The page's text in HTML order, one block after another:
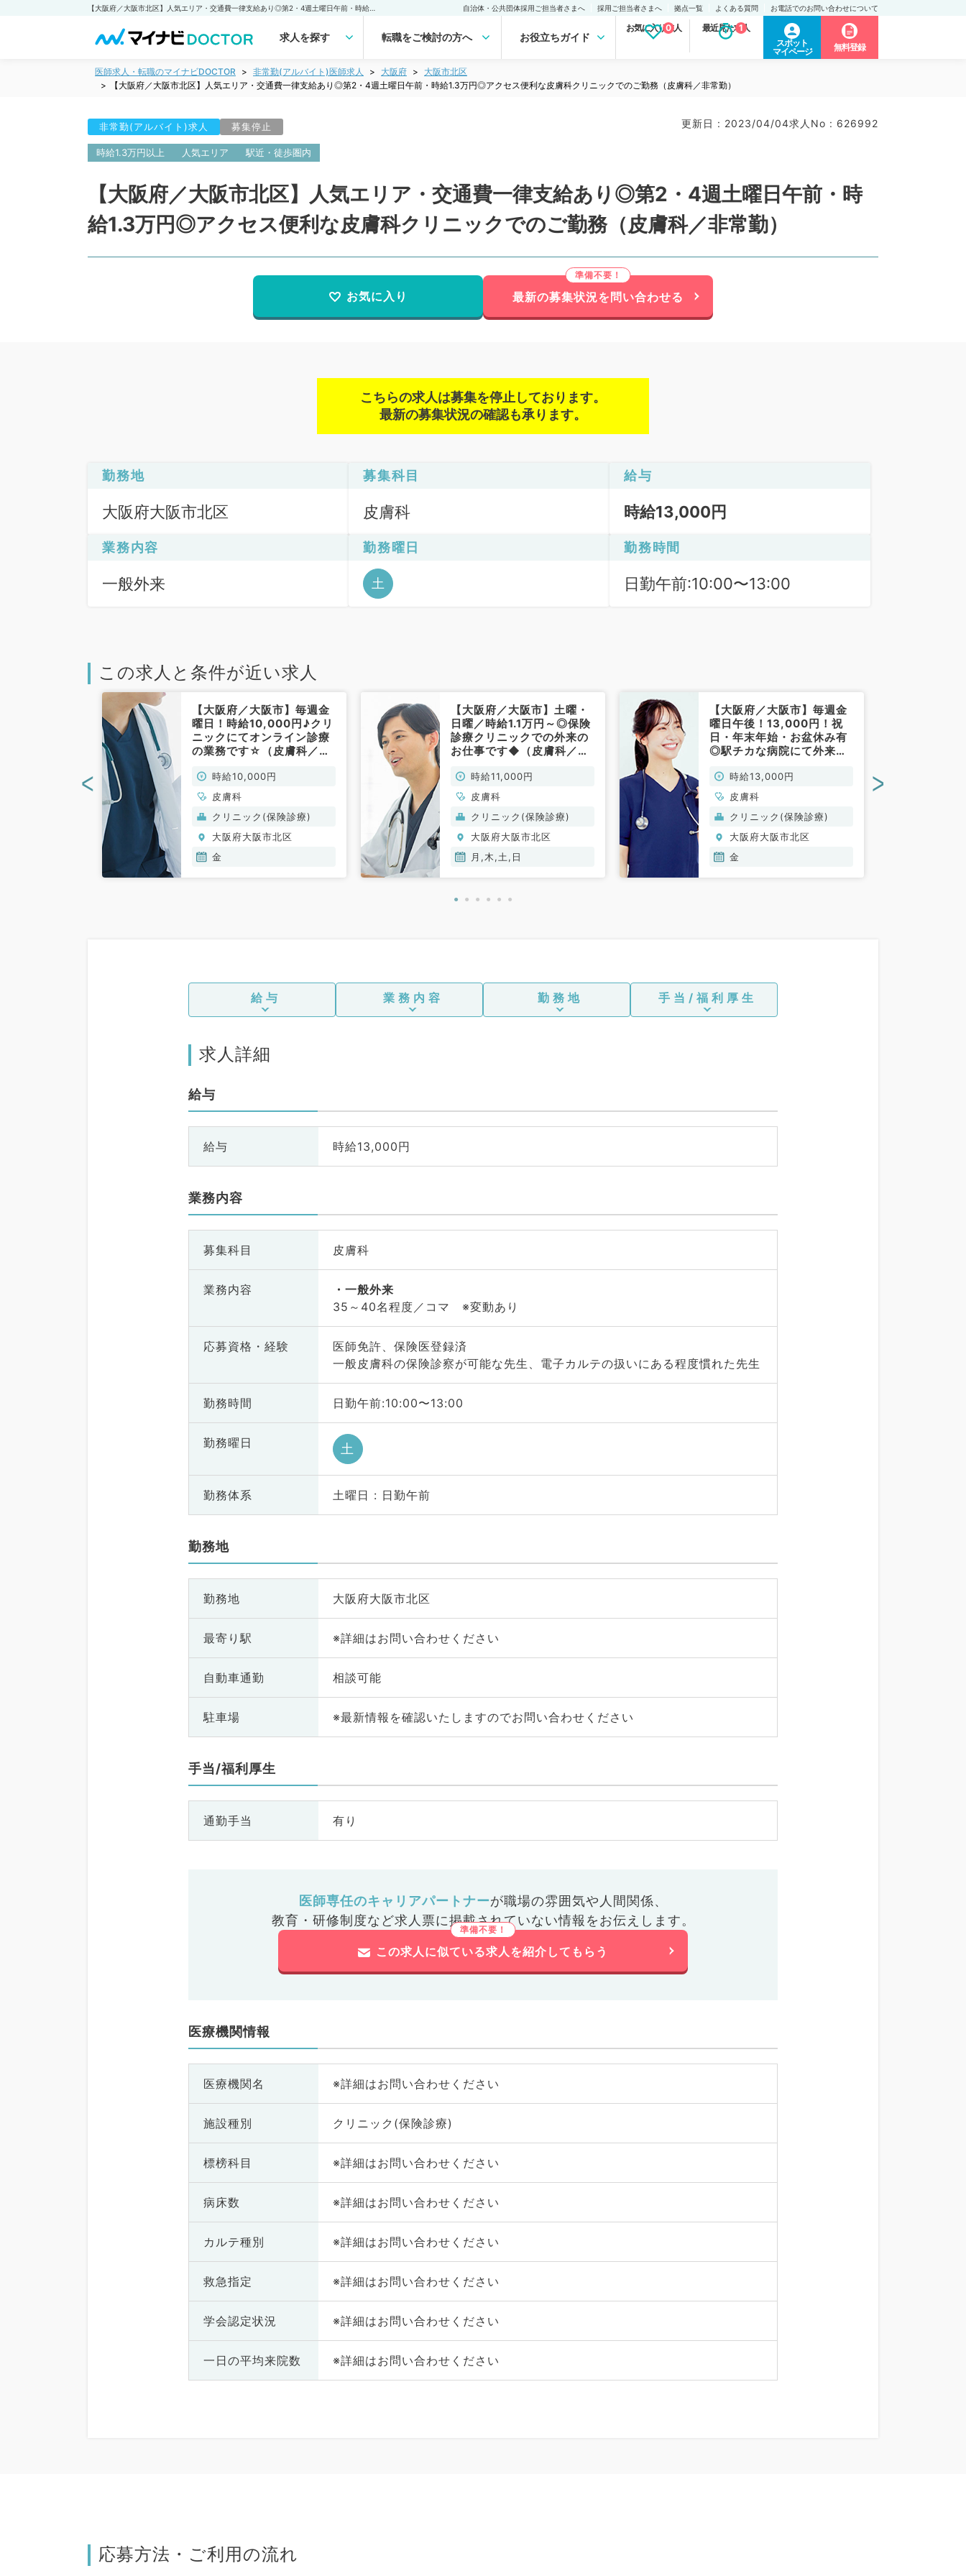
自治体・公共団体採用ご担当者さまへ 採用ご担当者さまへ 拠点一覧 よくある質問 お電話でのお問い合わせについて
求人を探す 転職をご検討の方へ お役立ちガイド
お気に入り求人
0 最近見た求人
1
スポット
マイページ
無料登録
医師求人・転職のマイナビDOCTOR 非常勤(アルバイト)医師求人 大阪府
大阪市北区
【大阪府／大阪市北区】人気エリア・交通費一律支給あり◎第2・4週土曜日午前・時給1.3万円◎アクセス便利な皮膚科クリニックでのご勤務（皮膚科／非常勤）
非常勤(アルバイト)求人 募集停止 更新日 : 2023/04/04求人No : 626992
時給1.3万円以上 人気エリア 駅近・徒歩圏内
【大阪府／大阪市北区】人気エリア・交通費一律支給あり◎第2・4週土曜日午前・時
給1.3万円◎アクセス便利な皮膚科クリニックでのご勤務（皮膚科／非常勤）
お気に入り 最新の募集状況を問い合わせる
こちらの求人は募集を停止しております。
最新の募集状況の確認も承ります。
勤務地
大阪府大阪市北区
募集科目
皮膚科
給与
時給13,000円
業務内容
一般外来
勤務曜日
土
勤務時間
日勤午前:10:00〜13:00
この求人と条件が近い求人
【大阪府／大阪市】毎週金
曜日！時給10,000円♪クリ
ニックにてオンライン診療
の業務です☆（皮膚科／非
時給10,000円
皮膚科
クリニック(保険診療)
大阪府大阪市北区
金
【大阪府／大阪市】土曜・
日曜／時給1.1万円～◎保険
診療クリニックでの外来の
お仕事です◆（皮膚科／非
時給11,000円
皮膚科
クリニック(保険診療)
大阪府大阪市北区
月,木,土,日
【大阪府／大阪市】毎週金
曜日午後！13,000円！祝
日・年末年始・お盆休み有
◎駅チカな病院にて外来の
勤) 時給13,000円
皮膚科
クリニック(保険診療)
大阪府大阪市北区
金
< >
給与 業務内容 勤務地 手当/福利厚生
求人詳細
給与
給与 時給13,000円
業務内容
募集科目 皮膚科
業務内容
一般外来
35～40名程度／コマ ※変動あり
応募資格・ 経験
医師免許、保険医登録済
一般皮膚科の保険診察が可能な先生、電子カルテの扱いにある程度慣れた先生
勤務時間 日勤午前:10:00〜13:00
勤務曜日 土
勤務体系 土曜日 : 日勤午前
勤務地
勤務地 大阪府大阪市北区
最寄り駅 ※詳細はお問い合わせください
自動車通勤 相談可能
駐車場 ※最新情報を確認いたしますのでお問い合わせください
手当/福利厚生
通勤手当 有り
医師専任のキャリアパートナーが職場の雰囲気や人間関係、
教育・研修制度など求人票に掲載されていない情報をお伝えします。
この求人に似ている求人を紹介してもらう
医療機関情報
医療機関名 ※詳細はお問い合わせください
施設種別 クリニック(保険診療)
標榜科目 ※詳細はお問い合わせください
病床数 ※詳細はお問い合わせください
カルテ種別 ※詳細はお問い合わせください
救急指定 ※詳細はお問い合わせください
学会認定状況 ※詳細はお問い合わせください
一日の平均来院数 ※詳細はお問い合わせください
応募方法・ご利用の流れ